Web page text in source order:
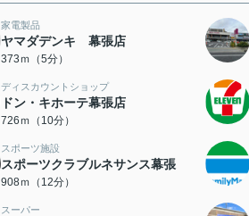
家電製品
ヤマダデンキ 幕張店
373ｍ（5分）
ディスカウントショップ
ドン・キホーテ幕張店
726ｍ（10分）
スポーツ施設
スポーツクラブルネサンス幕張
908ｍ（12分）
スーパー